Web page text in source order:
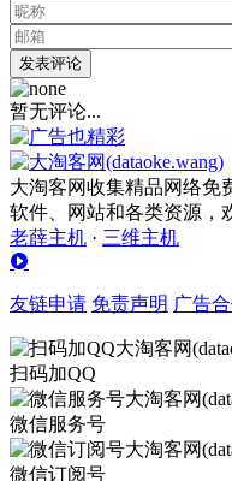
发表评论
暂无评论...
大淘客网收集精品网络免
软件、网站和各类资源，
老薛主机 · 三维主机
友链申请 免责声明 广告
扫码加QQ
微信服务号
微信订阅号